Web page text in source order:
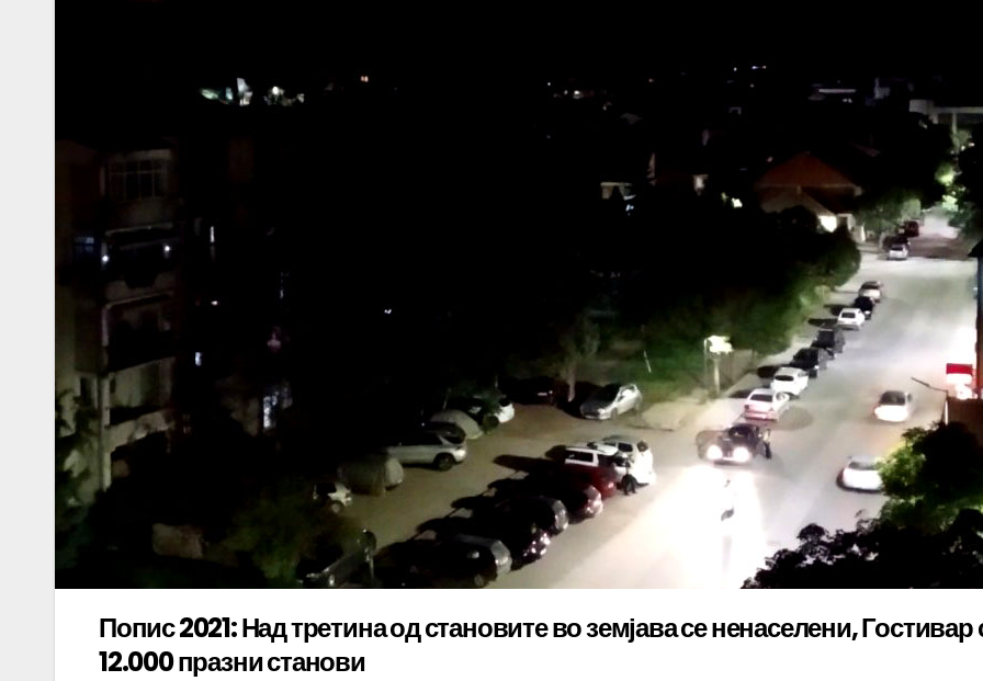
Попис 2021: Над третина од становите во земјава се ненаселени, Гостивар
12.000 празни станови